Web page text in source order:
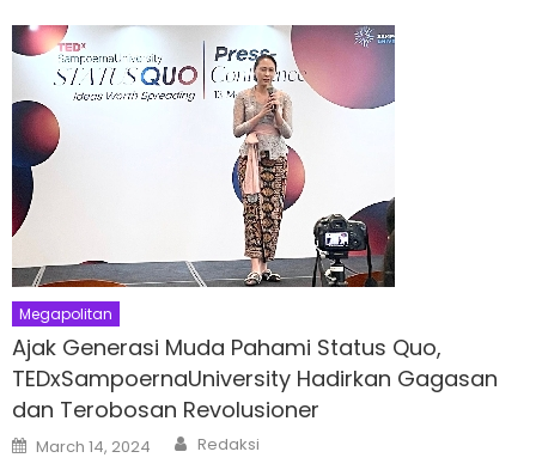
Megapolitan
Ajak Generasi Muda Pahami Status Quo,
TEDxSampoernaUniversity Hadirkan Gagasan
dan Terobosan Revolusioner
Posted
on
March 14, 2024 Author
Redaksi